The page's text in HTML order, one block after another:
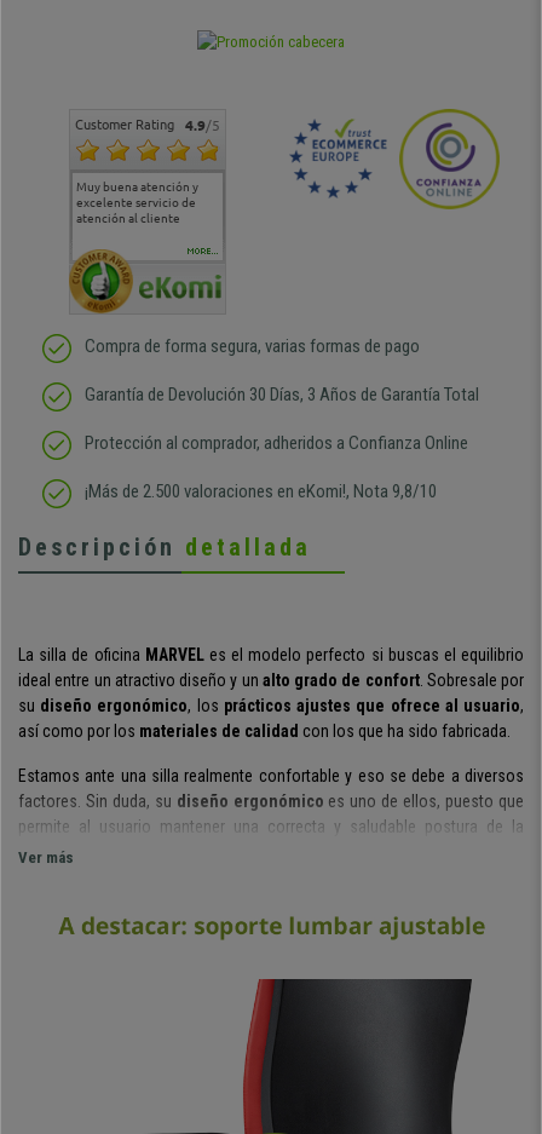
Customer Rating 4.9/5
Muy buena atención y
excelente servicio de
atención al cliente
Muy buena atención de
cara al asesoramiento
Si estoy contento
MORE...
Compra de forma segura, varias formas de pago
Garantía de Devolución 30 Días, 3 Años de Garantía Total
Protección al comprador, adheridos a Confianza Online
¡Más de 2.500 valoraciones en eKomi!, Nota 9,8/10
Descripción detallada
La silla de oficina MARVELes el modelo perfecto si buscas el equilibrio
ideal entre un atractivo diseño y un alto grado de confort. Sobresale por
su diseño ergonómico, los prácticosajustes que ofrece al usuario,
así como por los materiales de calidad con los que ha sido fabricada.
Estamos ante una silla realmente confortable y eso se debe a diversos
factores. Sin duda, su diseño ergonómico es uno de ellos, puesto que
permite al usuario mantener una correcta y saludable postura de la
espalda. Por otro lado,
respaldo regulable en alturaes una característica que permite
mantener una mejor y más cómoda postura en esta zona de la espalda.
brazos ajustables en altura
, para colocarlos en
amplio y acolchado reposacabezas,
lograr un mejor apoyo. Todos estos ajustes hacen que esté adaptada
uso intensivo profesional de 8 horas diarias.
Ver más